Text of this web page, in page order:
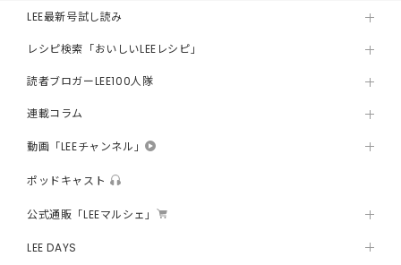
LEE最新号試し読み
レシピ検索「おいしいLEEレシピ」
読者ブロガーLEE100人隊
連載コラム
動画「LEEチャンネル」
ポッドキャスト
公式通販「LEEマルシェ」
LEE DAYS